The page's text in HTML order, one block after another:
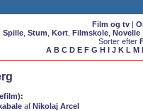
Film og tv|
Spille, Stum Kort, Filmskole, Novelle
Sorter efter
A B C D E F G H I J K L M
af Nikolaj Arcel